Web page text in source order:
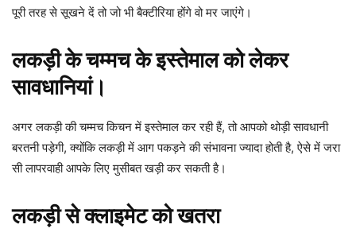
पूरी तरह से सूखने दें तो जो भी बैक्टीरिया होंगे वो मर जाएंगे।
लकड़ी के चम्मच के इस्तेमाल को लेकर
सावधानियां।
अगर लकड़ी की चम्मच किचन में इस्तेमाल कर रही हैं, तो आपको थोड़ी सावधानी
बरतनी पड़ेगी, क्योंकि लकड़ी में आग पकड़ने की संभावना ज्यादा होती है, ऐसे में जरा
सी लापरवाही आपके लिए मुसीबत खड़ी कर सकती है।
लकड़ी से क्लाइमेट को खतरा